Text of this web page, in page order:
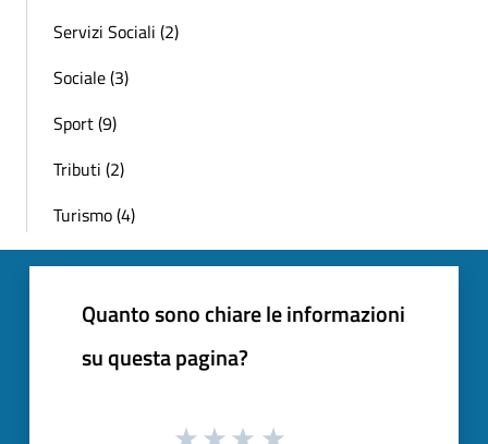
Servizi Sociali (2)
Sociale (3)
Sport (9)
Tributi (2)
Turismo (4)
Quanto sono chiare le informazioni
su questa pagina?